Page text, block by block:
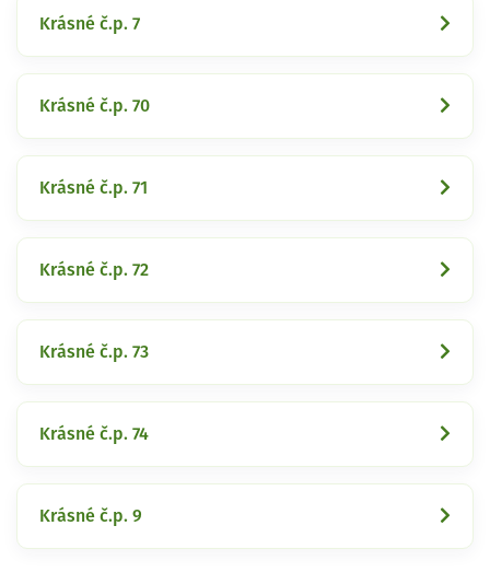
Krásné č.p. 7
Krásné č.p. 70
Krásné č.p. 71
Krásné č.p. 72
Krásné č.p. 73
Krásné č.p. 74
Krásné č.p. 9